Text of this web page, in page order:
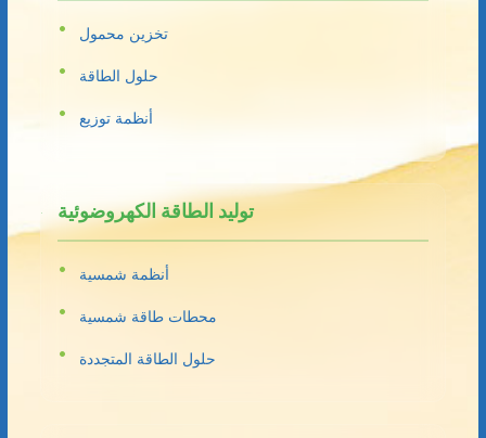
تخزين محمول
حلول الطاقة
أنظمة توزيع
توليد الطاقة الكهروضوئية
أنظمة شمسية
محطات طاقة شمسية
حلول الطاقة المتجددة